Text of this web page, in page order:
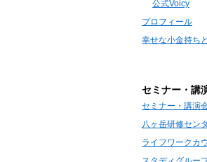
公式Voicy
プロフィール
幸せな小金持ち
セミナー・講
セミナー・講演
八ヶ岳研修セン
ライフワークカ